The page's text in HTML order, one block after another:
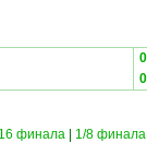
финала| 1/8 финала|